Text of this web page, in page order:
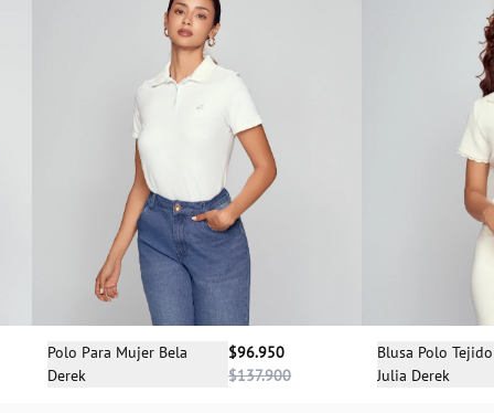
Selecciona una talla
L XL
Polo Para Mujer Bela
Derek
$96.950
$137.900
Blusa Polo
Julia Derek